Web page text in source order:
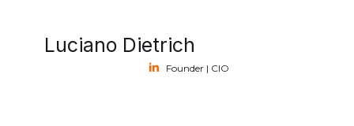
Luciano Dietrich
Founder | CIO